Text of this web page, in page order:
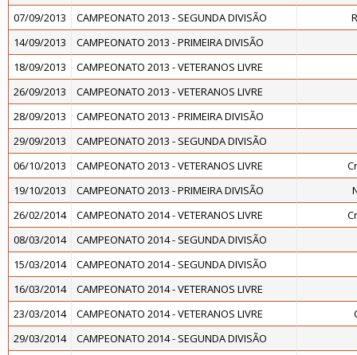
07/09/2013
CAMPEONATO 2013 - SEGUNDA DIVISÃO
14/09/2013
CAMPEONATO 2013 - PRIMEIRA DIVISÃO
18/09/2013
CAMPEONATO 2013 - VETERANOS LIVRE
26/09/2013
CAMPEONATO 2013 - VETERANOS LIVRE
28/09/2013
CAMPEONATO 2013 - PRIMEIRA DIVISÃO
29/09/2013
CAMPEONATO 2013 - SEGUNDA DIVISÃO
06/10/2013
CAMPEONATO 2013 - VETERANOS LIVRE
19/10/2013
CAMPEONATO 2013 - PRIMEIRA DIVISÃO
26/02/2014
CAMPEONATO 2014 - VETERANOS LIVRE
08/03/2014
CAMPEONATO 2014 - SEGUNDA DIVISÃO
15/03/2014
CAMPEONATO 2014 - SEGUNDA DIVISÃO
16/03/2014
CAMPEONATO 2014 - VETERANOS LIVRE
23/03/2014
CAMPEONATO 2014 - VETERANOS LIVRE
29/03/2014
CAMPEONATO 2014 - SEGUNDA DIVISÃO